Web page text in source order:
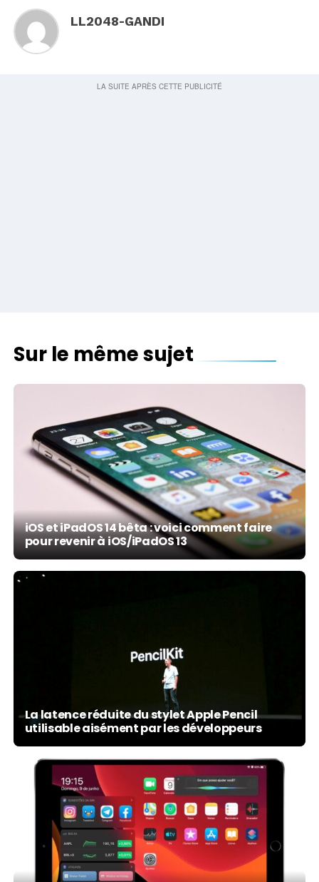
LL2048-GANDI
Sur le même sujet
iOS et iPadOS 14 bêta : voici comment faire
pour revenir à iOS/iPadOS 13
La latence réduite du stylet Apple Pencil
utilisable aisément par les développeurs